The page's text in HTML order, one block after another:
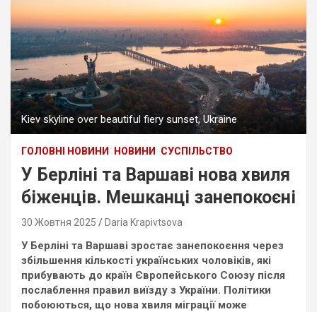
Kiev skyline over beautiful fiery sunset, Ukraine
ГОЛОВНІ НОВИНИ НОВИНИ СУСПІЛЬСТВО
У Берліні та Варшаві нова хвиля
біженців. Мешканці занепокоєні
30 Жовтня 2025 Daria Krapivtsova
У Берліні та Варшаві зростає занепокоєння через
збільшення кількості українських чоловіків, які
прибувають до країн Європейського Союзу після
послаблення правил виїзду з України. Політики
побоюються, що нова хвиля міграції може